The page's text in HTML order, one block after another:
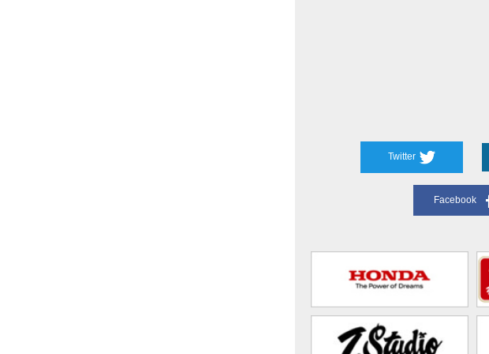
Twitter
Facebook